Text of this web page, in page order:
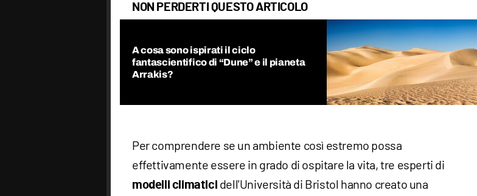
NON PERDERTI QUESTO ARTICOLO
A cosa sono ispirati il ciclo
fantascientifico di “Dune” e il pianeta
Arrakis?
Per comprendere se un ambiente così estremo possa
effettivamente essere in grado di ospitare la vita, tre esperti di
modelli climatici dell'Università di Bristol hanno creato una